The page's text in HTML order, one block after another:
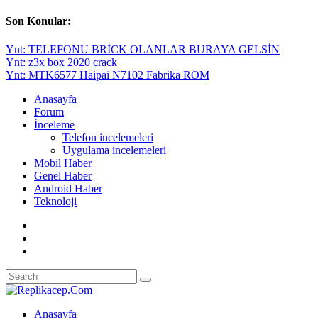
Son Konular:
Ynt: TELEFONU BRİCK OLANLAR BURAYA GELSİN
Ynt: z3x box 2020 crack
Ynt: MTK6577 Haipai N7102 Fabrika ROM
Anasayfa
Forum
İnceleme
Telefon incelemeleri
Uygulama incelemeleri
Mobil Haber
Genel Haber
Android Haber
Teknoloji
Anasayfa